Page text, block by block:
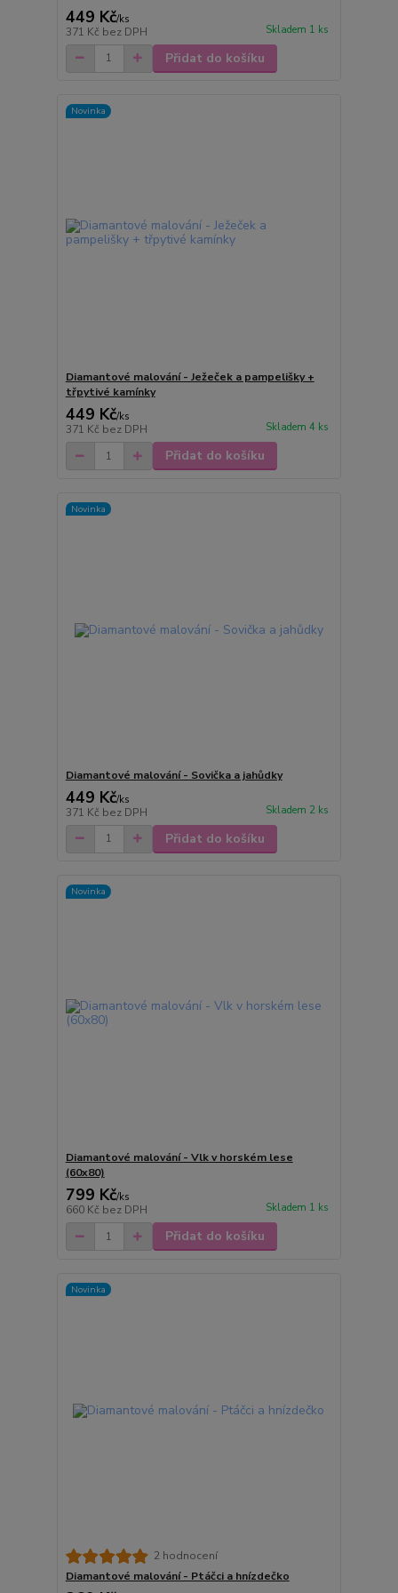
449 Kč/ks
371 Kč bez DPH Skladem 1 ks
Přidat do košíku
Novinka
Diamantové malování - Ježeček a pampelišky +
třpytivé kamínky
449 Kč/ks
371 Kč bez DPH Skladem 4 ks
Přidat do košíku
Novinka
Diamantové malování - Sovička a jahůdky
449 Kč/ks
371 Kč bez DPH Skladem 2 ks
Přidat do košíku
Novinka
Diamantové malování - Vlk v horském lese
(60x80)
799 Kč/ks
660 Kč bez DPH Skladem 1 ks
Přidat do košíku
Novinka
2 hodnocení
Diamantové malování - Ptáčci a hnízdečko